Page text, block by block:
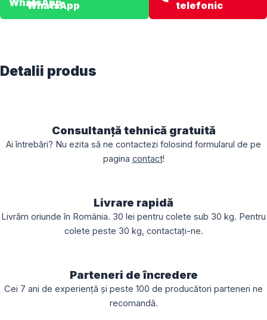
KF1966202042
WhatsApp
telefonic
Detalii produs
Consultanță tehnică gratuită
Ai întrebări? Nu ezita să ne contactezi folosind formularul de pe
pagina contact!
Livrare rapidă
Livrăm oriunde în România. 30 lei pentru colete sub 30 kg. Pentru
colete peste 30 kg, contactați-ne.
Parteneri de încredere
Cei 7 ani de experiență și peste 100 de producători parteneri ne
recomandă.